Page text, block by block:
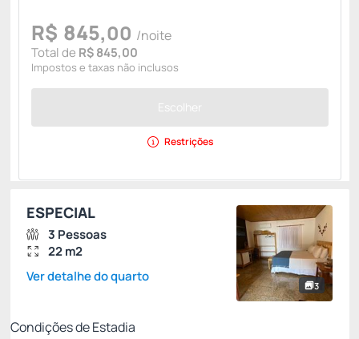
R$ 845,00 /noite
Total de R$ 845,00
Impostos e taxas não inclusos
Escolher
Restrições
3
ESPECIAL
3 Pessoas
22 m2
Ver detalhe do quarto
Condições de Estadia